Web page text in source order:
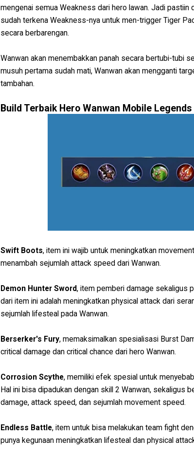
mengenai semua Weakness dari hero lawan. Jadi pastiin
sudah terkena Weakness-nya untuk men-trigger Tiger
secara berbarengan.
Wanwan akan menembakkan panah secara bertubi-tubi
musuh pertama sudah mati, Wanwan akan mengganti
tambahan.
Build Terbaik Hero Wanwan Mobile Legends
Swift Boots, item ini wajib untuk meningkatkan
menambah sejumlah attack speed dari Wanwan.
Demon Hunter Sword, item pemberi damage sekaligus
dari item ini adalah meningkatkan physical attack dari
sejumlah lifesteal pada Wanwan.
Berserker's Fury, memaksimalkan spesialisasi Burst
critical damage dan critical chance dari hero Wanwan.
Corrosion Scythe, memiliki efek spesial untuk
Hal ini bisa dipadukan dengan skill 2 Wanwan, sekaligus
damage, attack speed, dan sejumlah movement speed.
Endless Battle, item untuk bisa melakukan team fight
punya kegunaan meningkatkan lifesteal dan physical